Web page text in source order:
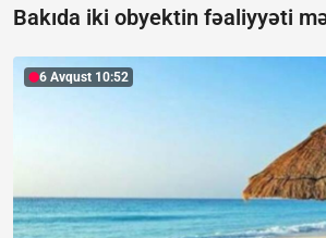
Bakıda iki obyektin fəaliyyəti
6 Avqust 10:52